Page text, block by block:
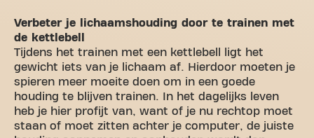
Verbeter je lichaamshouding door te trainen met
de kettlebell
Tijdens het trainen met een kettlebell ligt het
gewicht iets van je lichaam af. Hierdoor moeten je
spieren meer moeite doen om in een goede
houding te blijven trainen. In het dagelijks leven
heb je hier profijt van, want of je nu rechtop moet
staan of moet zitten achter je computer, de juiste